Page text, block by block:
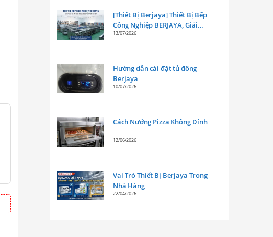
[Thiết Bị Berjaya] Thiết Bị Bếp
Công Nghiệp BERJAYA, Giải
Pháp Tối Ưu Cho Mọi Gian Bếp
13/07/2026
Hướng dẫn cài đặt tủ đông
Berjaya
10/07/2026
Cách Nướng Pizza Không Dính
12/06/2026
Vai Trò Thiết Bị Berjaya Trong
Nhà Hàng
22/04/2026